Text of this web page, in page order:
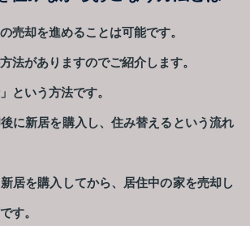
売却を進めることは可能です。
法がありますのでご紹介します。
という方法です。
に新居を購入し、住み替えるという流れ
新居を購入してから、居住中の家を売却し
す。